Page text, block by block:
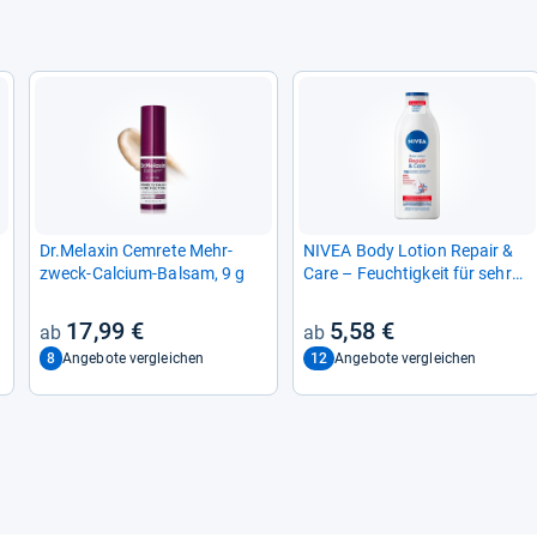
Dr.Mela­xin Cem­rete Mehr­
zweck-​Cal­cium-​Bal­sam, 9 g
17,99 €
8 Angebote vergleichen
NIVEA Body Lotion Repair &
Care – Feuch­tig­keit für sehr
5,58 €
12 Angebote vergleichen